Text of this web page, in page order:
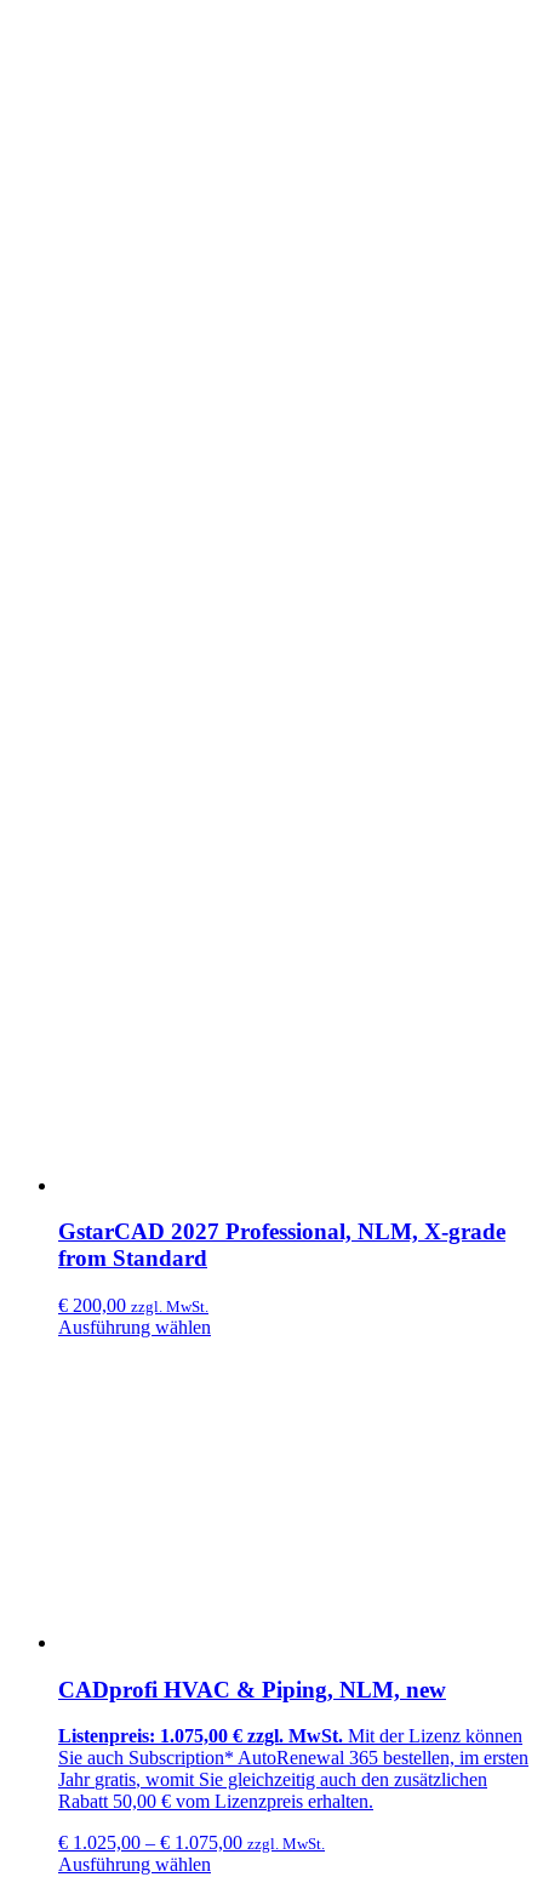
GstarCAD 2027 Professional, NLM, X-grade
from Standard
€ 200,00 zzgl. MwSt.
Ausführung wählen
CADprofi HVAC & Piping, NLM, new
Listenpreis: 1.075,00 € zzgl. MwSt. Mit der Lizenz können
Sie auch Subscription* AutoRenewal 365 bestellen, im ersten
Jahr gratis, womit Sie gleichzeitig auch den zusätzlichen
Rabatt 50,00 € vom Lizenzpreis erhalten.
€ 1.025,00 – € 1.075,00 zzgl. MwSt.
Ausführung wählen